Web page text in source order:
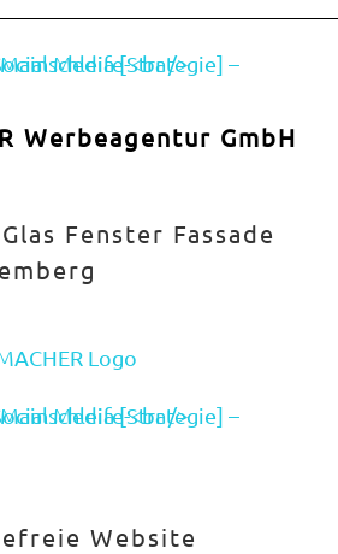
Werbeagentur GmbH
Fenster Fassade
Website